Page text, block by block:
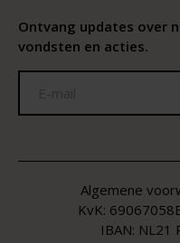
Ontvang updates over
vondsten en acties.
KvK: 69067058
IBAN: NL21
Algemene